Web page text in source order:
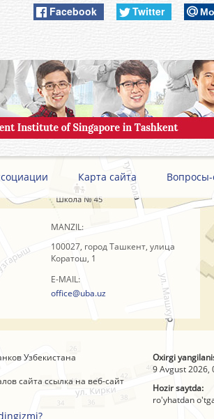
Facebook Twitter
Карта сайта
MANZIL:
100027, город Ташкент, улица
Коратош, 1
E-MAIL:
office@uba.uz
Узбекистана
сайта ссылка на веб-сайт
Oxirgi
9 Avgust 2026,
Hozir saytda:
ro'yhatdan